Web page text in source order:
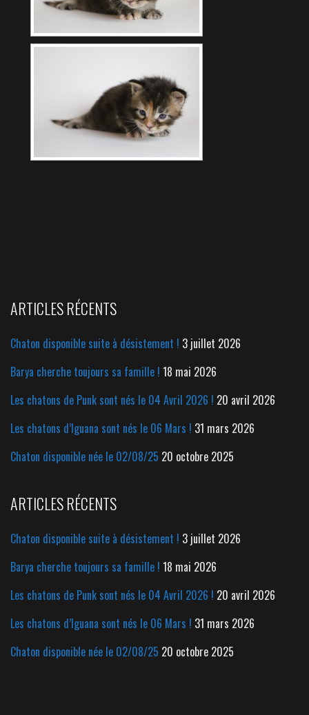
ARTICLES RÉCENTS
Chaton disponible suite à désistement ! 3 juillet 2026
Barya cherche toujours sa famille ! 18 mai 2026
Les chatons de Punk sont nés le 04 Avril 2026 ! 20 avril 2026
Les chatons d’Iguana sont nés le 06 Mars ! 31 mars 2026
Chaton disponible née le 02/08/25 20 octobre 2025
ARTICLES RÉCENTS
Chaton disponible suite à désistement ! 3 juillet 2026
Barya cherche toujours sa famille ! 18 mai 2026
Les chatons de Punk sont nés le 04 Avril 2026 ! 20 avril 2026
Les chatons d’Iguana sont nés le 06 Mars ! 31 mars 2026
Chaton disponible née le 02/08/25 20 octobre 2025